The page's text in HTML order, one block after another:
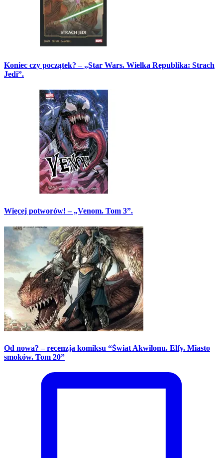
Koniec czy początek? – „Star Wars. Wielka Republika: Strach
Jedi”.
Więcej potworów! – „Venom. Tom 3”.
Od nowa? – recenzja komiksu “Świat Akwilonu. Elfy. Miasto
smoków. Tom 20”